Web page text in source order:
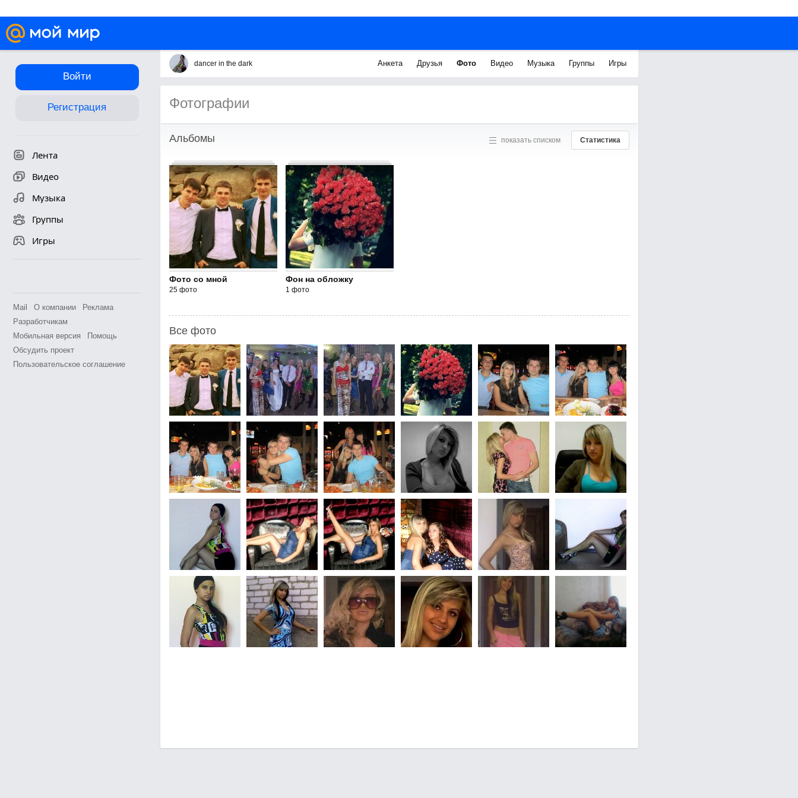
Войти
Регистрация
Лента
Видео
Музыка
Группы
Игры
Mail О компании
Реклама
Разработчикам
Мобильная версия
Помощь
Обсудить проект
Пользовательское соглашение
dancer in the dark Анкета Друзья Фото Видео Музыка Группы Игры
Фотографии
показать списком Статистика
Альбомы
Фото со мной
25 фото
Фон на обложку
1 фото
Все фото